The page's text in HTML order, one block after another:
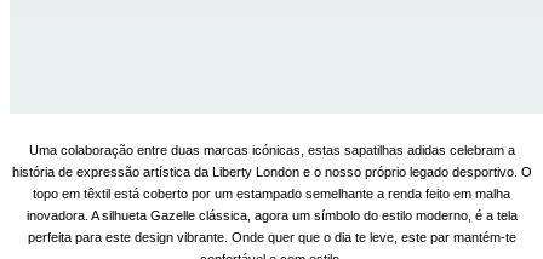
Uma colaboração entre duas marcas icónicas, estas sapatilhas adidas celebram a
história de expressão artística da Liberty London e o nosso próprio legado desportivo. O
topo em têxtil está coberto por um estampado semelhante a renda feito em malha
inovadora. A silhueta Gazelle clássica, agora um símbolo do estilo moderno, é a tela
perfeita para este design vibrante. Onde quer que o dia te leve, este par mantém-te